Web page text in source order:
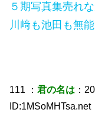
５期写真集売れ
川﨑も池田も無
111 ：君の名は ：
ID:1MSoMHTsa.net